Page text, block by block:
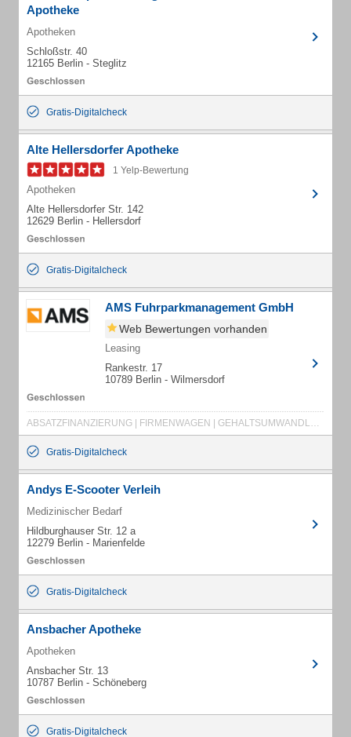
Apotheke
Apotheken
Schloßstr. 40
12165 Berlin - Steglitz
Gratis-Digitalcheck
Alte Hellersdorfer Apotheke
1 Yelp-Bewertung
Apotheken
Alte Hellersdorfer Str. 142
12629 Berlin - Hellersdorf
Gratis-Digitalcheck
AMS Fuhrparkmanagement GmbH
Web Bewertungen vorhanden
Leasing
Rankestr. 17
10789 Berlin - Wilmersdorf
ABSATZFINANZIERUNG | FIRMENWAGEN | GEHALTSUMWANDLUNG | LEASING | MIETKAUF | FAHRRADLEASING | DIENSTFAHRRAD
Gratis-Digitalcheck
Andys E-Scooter Verleih
Medizinischer Bedarf
Hildburghauser Str. 12 a
12279 Berlin - Marienfelde
Gratis-Digitalcheck
Ansbacher Apotheke
Apotheken
Ansbacher Str. 13
10787 Berlin - Schöneberg
Gratis-Digitalcheck